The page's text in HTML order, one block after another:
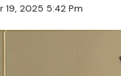
2025 5:42 Pm